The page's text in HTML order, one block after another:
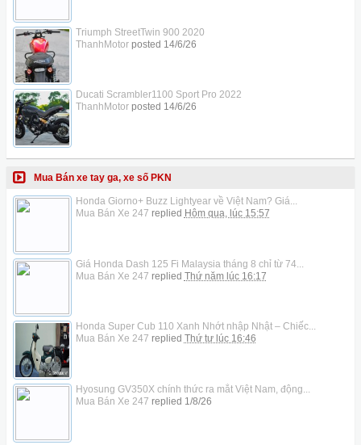
Triumph StreetTwin 900 2020
ThanhMotorposted 14/6/26
Ducati Scrambler1100 Sport Pro 2022
ThanhMotorposted 14/6/26
Mua Bán xe tay ga, xe số PKN
Honda Giorno+ Buzz Lightyear về Việt Nam? Giá...
Mua Bán Xe 247 replied Hôm qua, lúc 15:57
Giá Honda Dash 125 Fi Malaysia tháng 8 chỉ từ 74...
Mua Bán Xe 247 replied Thứ năm lúc 16:17
Honda Super Cub 110 Xanh Nhớt nhập Nhật – Chiếc...
Mua Bán Xe 247 replied Thứ tư lúc 16:46
Hyosung GV350X chính thức ra mắt Việt Nam, động...
Mua Bán Xe 247 replied 1/8/26